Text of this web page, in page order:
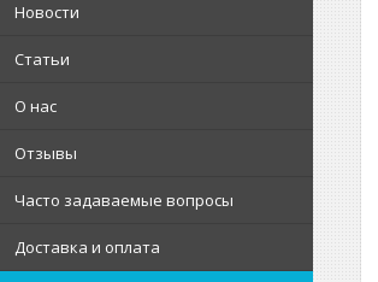
Новости
Статьи
О нас
Отзывы
Часто задаваемые вопросы
Доставка и оплата